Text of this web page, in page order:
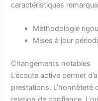
caractéristiques
Méthodologie
Mises à jour
Changements notables
L’écoute active permet
prestations. L’honnêteté